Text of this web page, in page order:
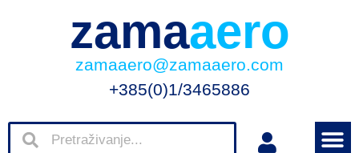
zamaaero
zamaaero@zamaaero.com
+385(0)1/3465886